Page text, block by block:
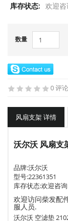
库存状态: 欢迎咨
数量
0 评论
风扇支架 详情
沃尔沃 风扇支
品牌:沃尔沃
型号:22361351
库存状态:欢迎咨询
欢迎访问柴发配
服人员.
沃尔沃 空滤垫